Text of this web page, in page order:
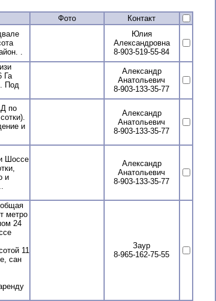
Фото Контакт
.
Юлия
Александровна
8-903-519-55-84
Га
Под
Александр
Анатольевич
8-903-133-35-77
по
и
Александр
Анатольевич
8-903-133-35-77
Шоссе
и
Александр
Анатольевич
8-903-133-35-77
метро
24
11
сан
Заур
8-965-162-75-55